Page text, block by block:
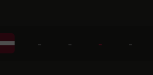
- - - -